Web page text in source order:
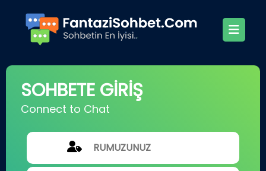
SOHBETE GİRİŞ
Connect to Chat